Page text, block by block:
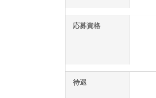
応募資格
待遇